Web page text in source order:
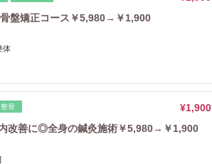
骨盤矯正コース￥5,980→￥1,900
体
骨
¥1,900
改善に◎全身の鍼灸施術￥5,980→￥1,900